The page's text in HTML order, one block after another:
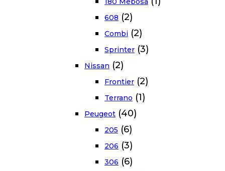
608 (2)
Combi (2)
Sprinter (3)
Nissan (2)
Frontier (2)
Terrano (1)
Peugeot (40)
205 (6)
206 (3)
306 (6)